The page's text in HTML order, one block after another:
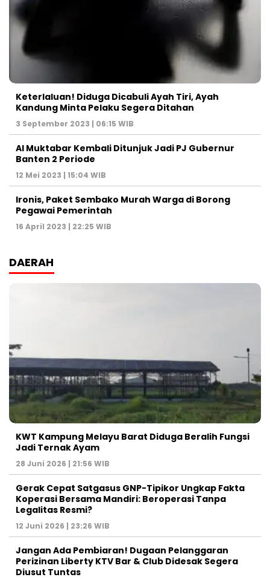
Keterlaluan! Diduga Dicabuli Ayah Tiri, Ayah
Kandung Minta Pelaku Segera Ditahan
3 September 2023 | 06:15 WIB
Al Muktabar Kembali Ditunjuk Jadi PJ Gubernur
Banten 2 Periode
12 Mei 2023 | 15:04 WIB
Ironis, Paket Sembako Murah Warga di Borong
Pegawai Pemerintah
16 April 2023 | 22:25 WIB
DAERAH
KWT Kampung Melayu Barat Diduga Beralih Fungsi
Jadi Ternak Ayam
28 Juni 2026 | 21:56 WIB
Gerak Cepat Satgasus GNP-Tipikor Ungkap Fakta
Koperasi Bersama Mandiri: Beroperasi Tanpa
Legalitas Resmi?
12 Juni 2026 | 23:26 WIB
Jangan Ada Pembiaran! Dugaan Pelanggaran
Perizinan Liberty KTV Bar & Club Didesak Segera
Diusut Tuntas